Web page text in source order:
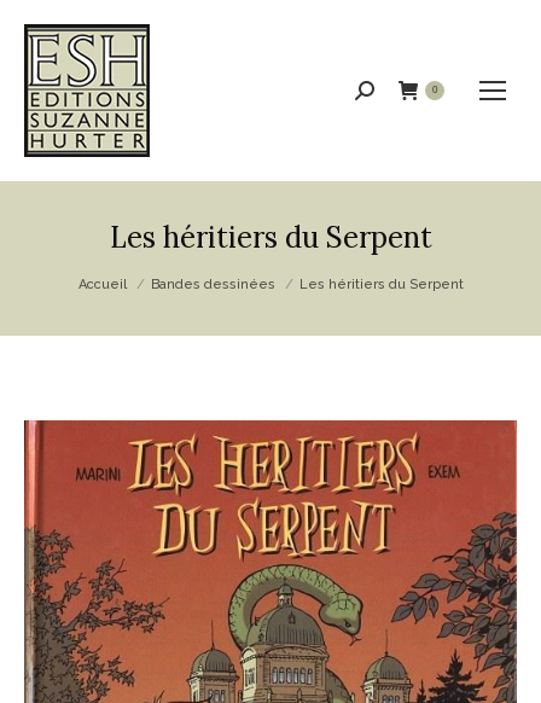
Recherche
0
Les héritiers du Serpent
Vous êtes ici :
Accueil Bandes dessinées Les héritiers du Serpent